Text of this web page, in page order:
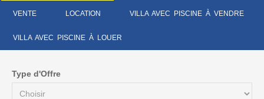
VENTE LOCATION VILLA AVEC PISCINE À VENDRE
VILLA AVEC PISCINE À LOUER
Type d'Offre